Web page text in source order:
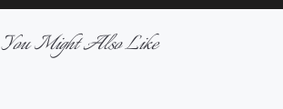
You Might Also Like